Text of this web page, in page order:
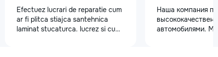
Efectuez lucrari de reparatie cum
ar fi plitca stiajca santehnica
laminat stucaturca. lucrez si cu
Наша компания
автомобилями.